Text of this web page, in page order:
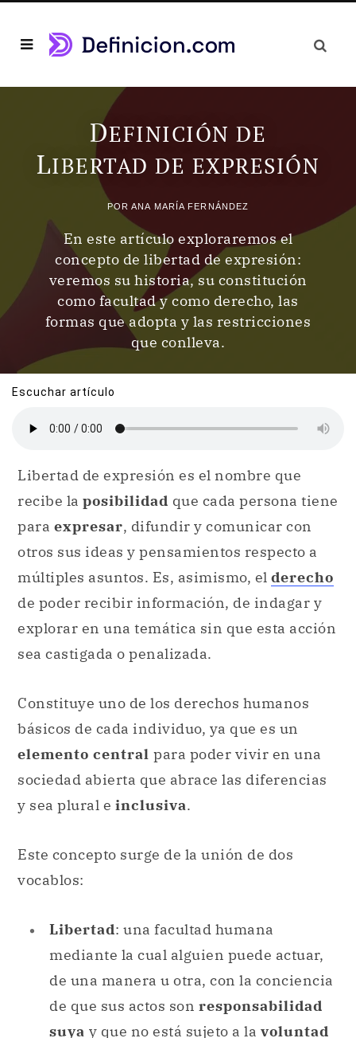
DEFINICIÓN DE
LIBERTAD DE EXPRESIÓN
PORANA MARÍA FERNÁNDEZ
En este artículo exploraremos el
concepto de libertad de expresión:
veremos su historia, su constitución
como facultad y como derecho, las
formas que adopta y las restricciones
que conlleva.
Escuchar artículo
Libertad de expresión es el nombre que
recibe la posibilidad que cada persona tiene
para expresar, difundir y comunicar con
otros sus ideas y pensamientos respecto a
múltiples asuntos. Es, asimismo, el derecho
de poder recibir información, de indagar y
explorar en una temática sin que esta acción
sea castigada o penalizada.
Constituye uno de los derechos humanos
básicos de cada individuo, ya que es un
elemento central para poder vivir en una
sociedad abierta que abrace las diferencias
y sea plural e inclusiva.
Este concepto surge de la unión de dos
vocablos:
Libertad: una facultad humana
mediante la cual alguien puede actuar,
de una manera u otra, con la conciencia
de que sus actos son responsabilidad
suya y que no está sujeto a la voluntad